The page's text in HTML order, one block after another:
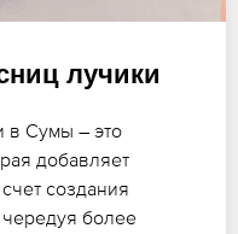
лучики
в Сумы – это
добавляет
создания
более